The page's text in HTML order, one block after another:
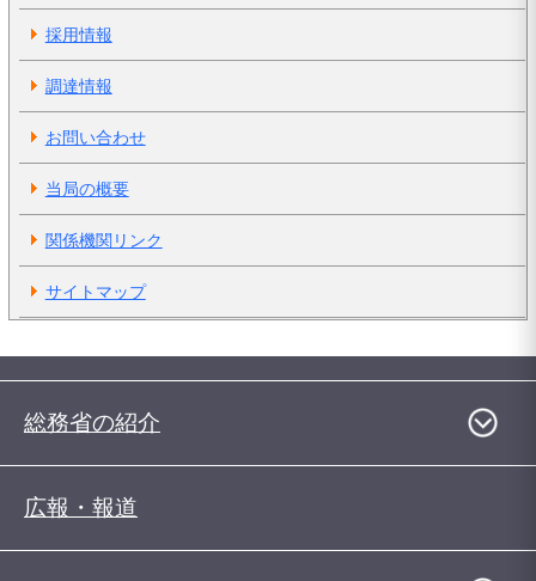
採用情報
調達情報
お問い合わせ
当局の概要
関係機関リンク
サイトマップ
総務省の紹介
広報・報道